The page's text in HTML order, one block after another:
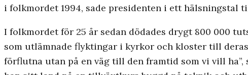
i folkmordet 1994, sade presidenten i ett hälsningstal
I folkmordet för 25 år sedan dödades drygt 800 000
som utlämnade flyktingar i kyrkor och kloster till
förflutna utan på en väg till den framtid som vi vill